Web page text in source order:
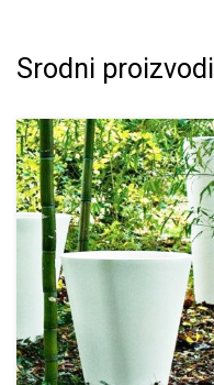
Srodni proizvodi